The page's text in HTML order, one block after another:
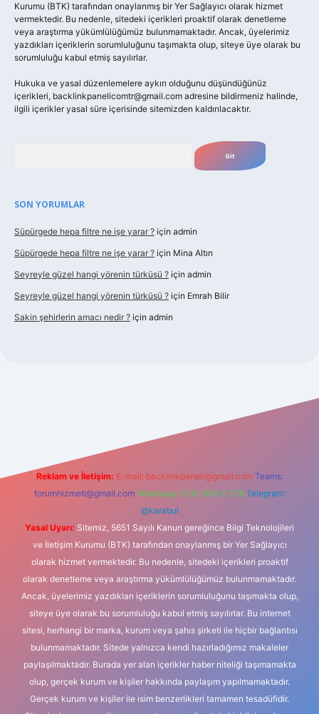
Kurumu (BTK) tarafından onaylanmış bir Yer Sağlayıcı olarak hizmet
vermektedir. Bu nedenle, sitedeki içerikleri proaktif olarak denetleme
veya araştırma yükümlülüğümüz bulunmamaktadır. Ancak, üyelerimiz
yazdıkları içeriklerin sorumluluğunu taşımakta olup, siteye üye olarak bu
sorumluluğu kabul etmiş sayılırlar.
Hukuka ve yasal düzenlemelere aykırı olduğunu düşündüğünüz
içerikleri, backlinkpanelicomtr@gmail.com adresine bildirmeniz halinde,
ilgili içerikler yasal süre içerisinde sitemizden kaldırılacaktır.
SON YORUMLAR
Süpürgede hepa filtre ne işe yarar ? için admin
Süpürgede hepa filtre ne işe yarar ? için Mina Altın
Seyreyle güzel hangi yörenin türküsü ? için admin
Seyreyle güzel hangi yörenin türküsü ? için Emrah Bilir
Sakin şehirlerin amacı nedir ? için admin
Reklam ve İletişim: E-mail: backlinkpaneli@gmail.com Teams:
forumhizmeti@gmail.com Whatsapp: 0262 606 0 726 Telegram:
@karabul
Yasal Uyarı: Sitemiz, 5651 Sayılı Kanun gereğince Bilgi Teknolojileri
ve İletişim Kurumu (BTK) tarafından onaylanmış bir Yer Sağlayıcı
olarak hizmet vermektedir. Bu nedenle, sitedeki içerikleri proaktif
olarak denetleme veya araştırma yükümlülüğümüz bulunmamaktadır.
Ancak, üyelerimiz yazdıkları içeriklerin sorumluluğunu taşımakta olup,
siteye üye olarak bu sorumluluğu kabul etmiş sayılırlar. Bu internet
sitesi, herhangi bir marka, kurum veya şahıs şirketi ile hiçbir bağlantısı
bulunmamaktadır. Sitede yalnızca kendi hazırladığımız makaleler
paylaşılmaktadır. Burada yer alan içerikler haber niteliği taşımamakta
olup, gerçek kurum ve kişiler hakkında paylaşım yapılmamaktadır.
Gerçek kurum ve kişiler ile isim benzerlikleri tamamen tesadüfidir.